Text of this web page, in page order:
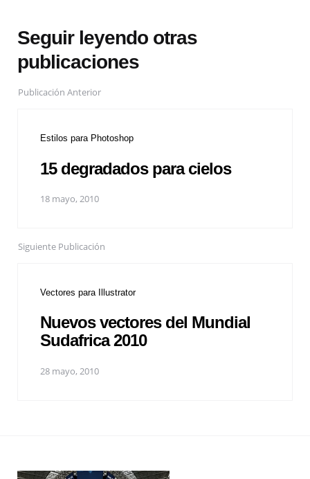
Seguir leyendo otras
publicaciones
Publicación Anterior
Estilos para Photoshop
15 degradados para cielos
18 mayo, 2010
Siguiente Publicación
Vectores para Illustrator
Nuevos vectores del Mundial
Sudafrica 2010
28 mayo, 2010